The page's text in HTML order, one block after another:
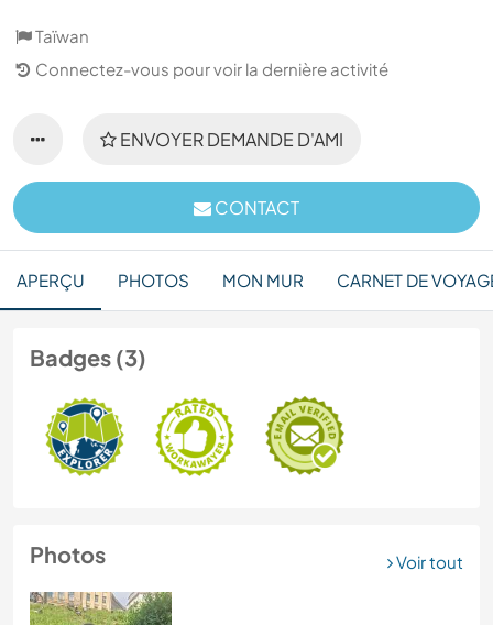
Taïwan
Connectez-vous pour voir la dernière activité
ENVOYER DEMANDE D'AMI
CONTACT
APERÇU PHOTOS MON MUR CARNET DE
Badges (3)
Photos Voir tout